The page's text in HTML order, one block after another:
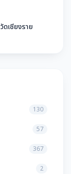
ดเชียงราย
130
57
367
2